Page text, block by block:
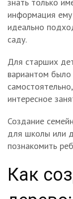
знать только
информация ему
идеально
саду.
Для старших
вариантом
интересное
Создание
для школы или
познакомить
Как